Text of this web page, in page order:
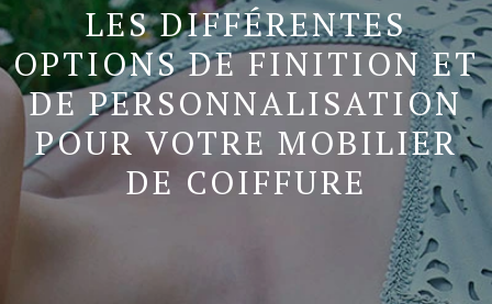
LES DIFFÉRENTES
OPTIONS DE FINITION ET
DE PERSONNALISATION
POUR VOTRE MOBILIER
DE COIFFURE